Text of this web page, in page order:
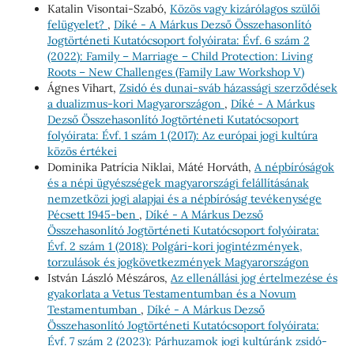
Katalin Visontai-Szabó, Közös vagy kizárólagos szülői
felügyelet? , Díké - A Márkus Dezső Összehasonlító
Jogtörténeti Kutatócsoport folyóirata: Évf. 6 szám 2
(2022): Family – Marriage – Child Protection: Living
Roots – New Challenges (Family Law Workshop V)
Ágnes Vihart, Zsidó és dunai-sváb házassági szerződések
a dualizmus-kori Magyarországon , Díké - A Márkus
Dezső Összehasonlító Jogtörténeti Kutatócsoport
folyóirata: Évf. 1 szám 1 (2017): Az európai jogi kultúra
közös értékei
Dominika Patrícia Niklai, Máté Horváth, A népbíróságok
és a népi ügyészségek magyarországi felállításának
nemzetközi jogi alapjai és a népbíróság tevékenysége
Pécsett 1945-ben , Díké - A Márkus Dezső
Összehasonlító Jogtörténeti Kutatócsoport folyóirata:
Évf. 2 szám 1 (2018): Polgári-kori jogintézmények,
torzulások és jogkövetkezmények Magyarországon
István László Mészáros, Az ellenállási jog értelmezése és
gyakorlata a Vetus Testamentumban és a Novum
Testamentumban , Díké - A Márkus Dezső
Összehasonlító Jogtörténeti Kutatócsoport folyóirata:
Évf. 7 szám 2 (2023): Párhuzamok jogi kultúránk zsidó-